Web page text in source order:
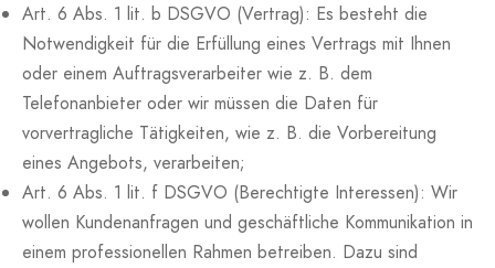
Art. 6 Abs. 1 lit. b DSGVO (Vertrag): Es besteht die
Notwendigkeit für die Erfüllung eines Vertrags mit Ihnen
oder einem Auftragsverarbeiter wie z. B. dem
Telefonanbieter oder wir müssen die Daten für
vorvertragliche Tätigkeiten, wie z. B. die Vorbereitung
eines Angebots, verarbeiten;
Art. 6 Abs. 1 lit. f DSGVO (Berechtigte Interessen): Wir
wollen Kundenanfragen und geschäftliche Kommunikation in
einem professionellen Rahmen betreiben. Dazu sind